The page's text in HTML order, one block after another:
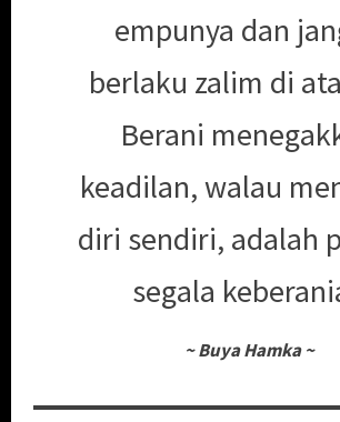
empunya dan
berlaku zalim di
Berani
keadilan, walau
diri sendiri, adalah
segala
~ Buya Hamka ~